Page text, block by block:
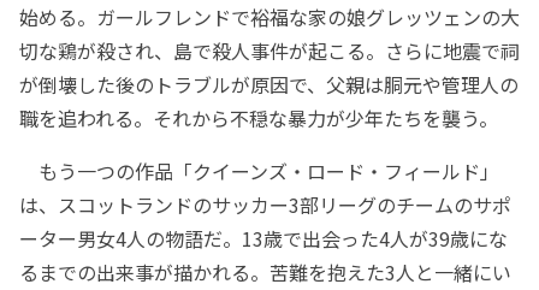
始める。ガールフレンドで裕福な家の娘グレッツェンの大
切な鶏が殺され、島で殺人事件が起こる。さらに地震で祠
が倒壊した後のトラブルが原因で、父親は胴元や管理人の
職を追われる。それから不穏な暴力が少年たちを襲う。
もう一つの作品「クイーンズ・ロード・フィールド」
は、スコットランドのサッカー3部リーグのチームのサポ
ーター男女4人の物語だ。13歳で出会った4人が39歳にな
るまでの出来事が描かれる。苦難を抱えた3人と一緒にい